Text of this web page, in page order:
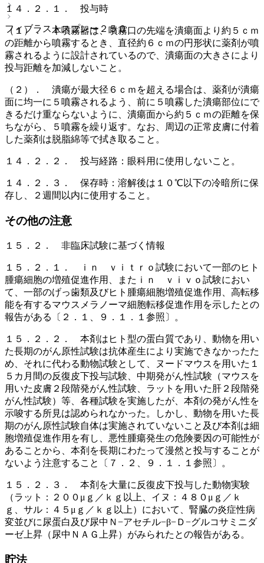
フィブラストスプレー２５０
１４．２．１． 投与時
（１）． 本噴霧器は、噴霧口の先端を潰瘍面より約５ｃｍ
の距離から噴霧するとき、直径約６ｃｍの円形状に薬剤が噴
霧されるように設計されているので、潰瘍面の大きさにより
投与距離を加減しないこと。
（２）． 潰瘍が最大径６ｃｍを超える場合は、薬剤が潰瘍
面に均一に５噴霧されるよう、前に５噴霧した潰瘍部位にで
きるだけ重ならないように、潰瘍面から約５ｃｍの距離を保
ちながら、５噴霧を繰り返す。なお、周辺の正常皮膚に付着
した薬剤は脱脂綿等で拭き取ること。
１４．２．２． 投与経路：眼科用に使用しないこと。
１４．２．３． 保存時：溶解後は１０℃以下の冷暗所に保
存し、２週間以内に使用すること。
その他の注意
１５．２． 非臨床試験に基づく情報
１５．２．１． ｉｎ ｖｉｔｒｏ試験において一部のヒト
腫瘍細胞の増殖促進作用、またｉｎ ｖｉｖｏ試験におい
て、一部のげっ歯類及びヒト腫瘍細胞増殖促進作用、高転移
能を有するマウスメラノーマ細胞転移促進作用を示したとの
報告がある〔２．１、９．１．１参照〕。
１５．２．２． 本剤はヒト型の蛋白質であり、動物を用い
た長期のがん原性試験は抗体産生により実施できなかったた
め、それに代わる動物試験として、ヌードマウスを用いた１
５カ月間の反復皮下投与試験、中期発がん性試験（マウスを
用いた皮膚２段階発がん性試験、ラットを用いた肝２段階発
がん性試験）等、各種試験を実施したが、本剤の発がん性を
示唆する所見は認められなかった。しかし、動物を用いた長
期のがん原性試験自体は実施されていないこと及び本剤は細
胞増殖促進作用を有し、悪性腫瘍発生の危険要因の可能性が
あることから、本剤を長期にわたって漫然と投与することが
ないよう注意すること〔７．２、９．１．１参照〕。
１５．２．３． 本剤を大量に反復皮下投与した動物実験
（ラット：２００μｇ／ｋｇ以上、イヌ：４８０μｇ／ｋ
ｇ、サル：４５μｇ／ｋｇ以上）において、腎臓の炎症性病
変並びに尿蛋白及び尿中Ｎ−アセチル−β−Ｄ−グルコサミニダ
ーゼ上昇（尿中ＮＡＧ上昇）がみられたとの報告がある。
貯法